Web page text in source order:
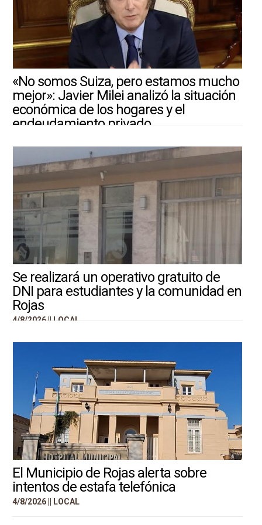
«No somos Suiza, pero estamos mucho
mejor»: Javier Milei analizó la situación
económica de los hogares y el
endeudamiento privado
Se realizará un operativo gratuito de
DNI para estudiantes y la comunidad en
Rojas
4/8/2026 || LOCAL
El Municipio de Rojas alerta sobre
intentos de estafa telefónica
4/8/2026 || LOCAL